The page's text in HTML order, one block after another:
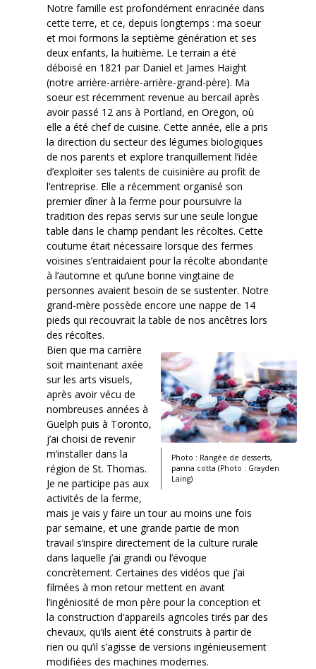
Notre famille est profondément enracinée dans
cette terre, et ce, depuis longtemps : ma soeur
et moi formons la septième génération et ses
deux enfants, la huitième. Le terrain a été
déboisé en 1821 par Daniel et James Haight
(notre arrière-arrière-arrière-grand-père). Ma
soeur est récemment revenue au bercail après
avoir passé 12 ans à Portland, en Oregon, où
elle a été chef de cuisine. Cette année, elle a pris
la direction du secteur des légumes biologiques
de nos parents et explore tranquillement l’idée
d’exploiter ses talents de cuisinière au profit de
l’entreprise. Elle a récemment organisé son
premier dîner à la ferme pour poursuivre la
tradition des repas servis sur une seule longue
table dans le champ pendant les récoltes. Cette
coutume était nécessaire lorsque des fermes
voisines s’entraidaient pour la récolte abondante
à l’automne et qu’une bonne vingtaine de
personnes avaient besoin de se sustenter. Notre
grand-mère possède encore une nappe de 14
pieds qui recouvrait la table de nos ancêtres lors
des récoltes.
Photo : Rangée de desserts,
panna cotta (Photo : Grayden
Laing)
Bien que ma carrière
soit maintenant axée
sur les arts visuels,
après avoir vécu de
nombreuses années à
Guelph puis à Toronto,
j’ai choisi de revenir
m’installer dans la
région de St. Thomas.
Je ne participe pas aux
activités de la ferme,
mais je vais y faire un tour au moins une fois
par semaine, et une grande partie de mon
travail s’inspire directement de la culture rurale
dans laquelle j’ai grandi ou l’évoque
concrètement. Certaines des vidéos que j’ai
filmées à mon retour mettent en avant
l’ingéniosité de mon père pour la conception et
la construction d’appareils agricoles tirés par des
chevaux, qu’ils aient été construits à partir de
rien ou qu’il s’agisse de versions ingénieusement
modifiées des machines modernes.